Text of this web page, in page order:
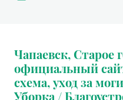
Чапаевск, Старое
официальный
схема, уход за
Уборка /